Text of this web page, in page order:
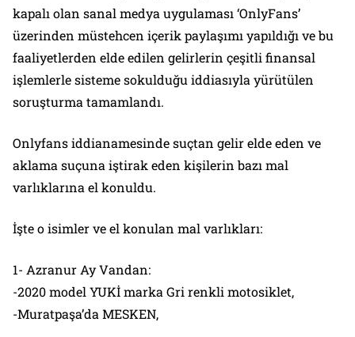
kapalı olan sanal medya uygulaması ‘OnlyFans’
üzerinden müstehcen içerik paylaşımı yapıldığı ve bu
faaliyetlerden elde edilen gelirlerin çeşitli finansal
işlemlerle sisteme sokulduğu iddiasıyla yürütülen
soruşturma tamamlandı.
Onlyfans iddianamesinde suçtan gelir elde eden ve
aklama suçuna iştirak eden kişilerin bazı mal
varlıklarına el konuldu.
İşte o isimler ve el konulan mal varlıkları:
1- Azranur Ay Vandan:
-2020 model YUKİ marka Gri renkli motosiklet,
-Muratpaşa’da MESKEN,